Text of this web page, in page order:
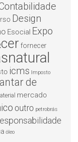
Design
Esocial Expo
fornecer
icms Imposto
de
mercado
outro petrobrás
óleo